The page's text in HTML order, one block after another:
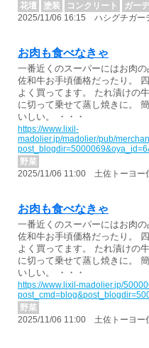
花壇
塗装 コンクリート ガー
2025/11/06 16:15 ハシグチガー
お肉も食べなきゃ
一番近くのスーパーにはお肉
佐和牛お手頃価格だったり。
よく買ってます。 たれ漬けの
に切って乗せて蒸し焼きに。
いしい。 ・・・
https://www.lixil-
madolier.jp/madolier/pub/
野菜
2025/11/06 11:00 土佐トーヨー
お肉も食べなきゃ
一番近くのスーパーにはお肉
佐和牛お手頃価格だったり。
よく買ってます。 たれ漬けの
に切って乗せて蒸し焼きに。
いしい。 ・・・
https://www.lixil-madolier.jp/
野菜
2025/11/06 11:00 土佐トーヨー